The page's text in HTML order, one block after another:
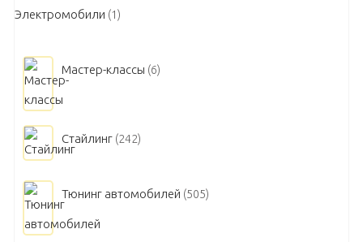
Электромобили (1)
Мастер-классы (6)
Стайлинг (242)
Тюнинг автомобилей (505)